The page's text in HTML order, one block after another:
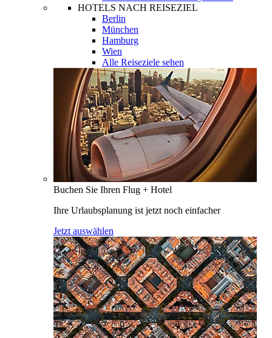
HOTELS NACH REISEZIEL
Berlin
München
Hamburg
Wien
Alle Reiseziele sehen
Buchen Sie Ihren Flug + Hotel
Ihre Urlaubsplanung ist jetzt noch einfacher
Jetzt auswählen